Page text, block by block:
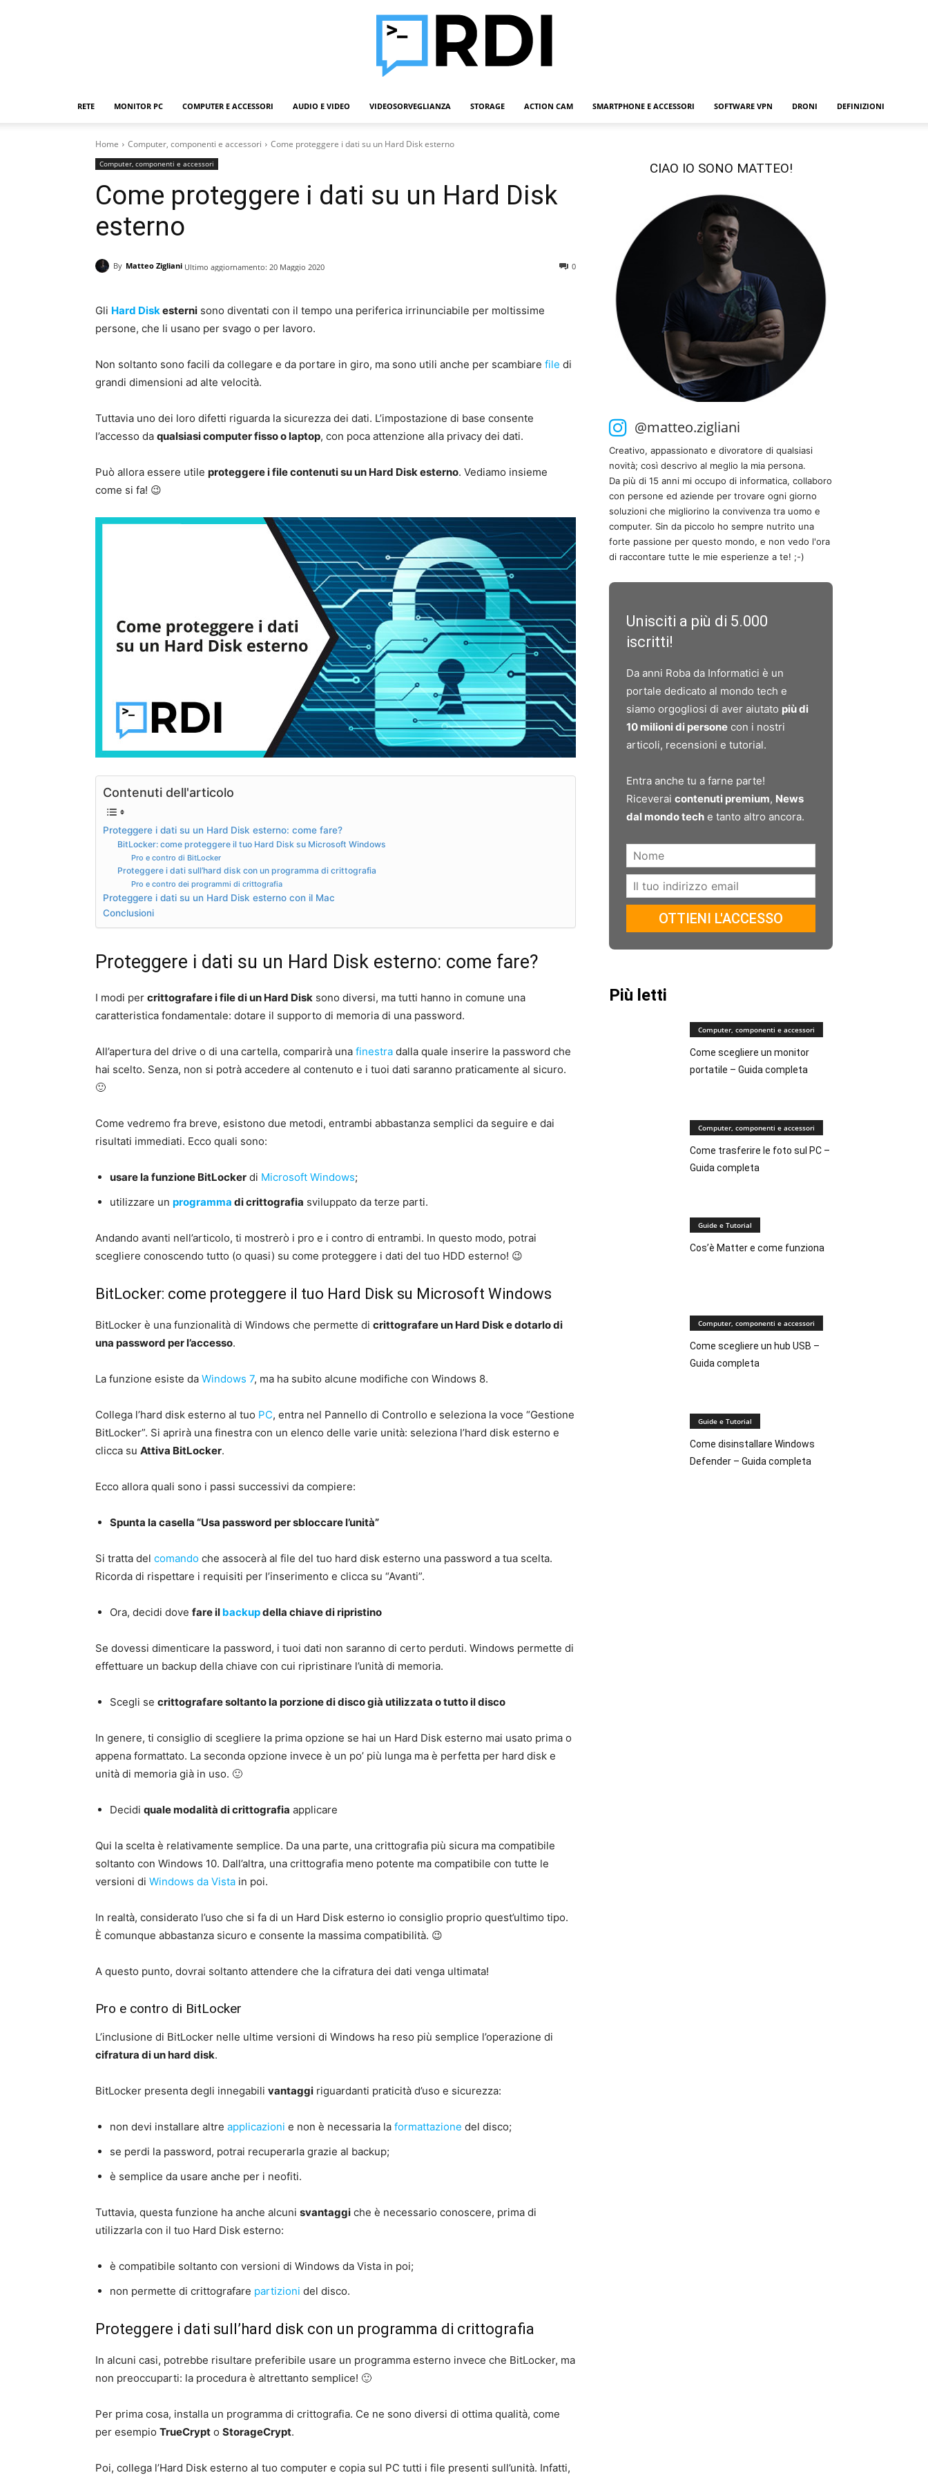
RETE MONITOR PC COMPUTER E ACCESSORI AUDIO E VIDEO VIDEOSORVEGLIANZA STORAGE ACTION CAM SMARTPHONE E ACCESSORI SOFTWARE VPN DRONI DEFINIZIONI
Home Computer, componenti e accessori Come proteggere i dati su un Hard Disk esterno
Computer, componenti e accessori
Come proteggere i dati su un Hard Disk
esterno
By Matteo Zigliani Ultimo aggiornamento: 20 Maggio 2020 0
Gli Hard Diskesterni sono diventati con il tempo una periferica irrinunciabile per moltissime
persone, che li usano per svago o per lavoro.
Non soltanto sono facili da collegare e da portare in giro, ma sono utili anche per scambiare file di
grandi dimensioni ad alte velocità.
Tuttavia uno dei loro difetti riguarda la sicurezza dei dati. L’impostazione di base consente
l’accesso da qualsiasi computer fisso o laptop, con poca attenzione alla privacy dei dati.
Può allora essere utile proteggere i file contenuti su un Hard Disk esterno. Vediamo insieme
come si fa! 😉
Contenuti dell'articolo
Proteggere i dati su un Hard Disk esterno: come fare?
BitLocker: come proteggere il tuo Hard Disk su Microsoft Windows
Pro e contro di BitLocker
Proteggere i dati sull’hard disk con un programma di crittografia
Pro e contro dei programmi di crittografia
Proteggere i dati su un Hard Disk esterno con il Mac
Conclusioni
Proteggere i dati su un Hard Disk esterno: come fare?
I modi per crittografare i file di un Hard Disk sono diversi, ma tutti hanno in comune una
caratteristica fondamentale: dotare il supporto di memoria di una password.
All’apertura del drive o di una cartella, comparirà una finestra dalla quale inserire la password che
hai scelto. Senza, non si potrà accedere al contenuto e i tuoi dati saranno praticamente al sicuro.
🙂
Come vedremo fra breve, esistono due metodi, entrambi abbastanza semplici da seguire e dai
risultati immediati. Ecco quali sono:
usare la funzione BitLocker di Microsoft Windows;
utilizzare un programma di crittografia sviluppato da terze parti.
Andando avanti nell’articolo, ti mostrerò i pro e i contro di entrambi. In questo modo, potrai
scegliere conoscendo tutto (o quasi) su come proteggere i dati del tuo HDD esterno! 😉
BitLocker: come proteggere il tuo Hard Disk su Microsoft Windows
BitLocker è una funzionalità di Windows che permette di crittografare un Hard Disk e dotarlo di
una password per l’accesso.
La funzione esiste da Windows 7, ma ha subito alcune modifiche con Windows 8.
Collega l’hard disk esterno al tuo PC, entra nel Pannello di Controllo e seleziona la voce “Gestione
BitLocker”. Si aprirà una finestra con un elenco delle varie unità: seleziona l’hard disk esterno e
clicca su Attiva BitLocker.
Ecco allora quali sono i passi successivi da compiere:
Spunta la casella “Usa password per sbloccare l’unità”
Si tratta del comando che assocerà al file del tuo hard disk esterno una password a tua scelta.
Ricorda di rispettare i requisiti per l’inserimento e clicca su “Avanti”.
Ora, decidi dove fare il backupdella chiave di ripristino
Se dovessi dimenticare la password, i tuoi dati non saranno di certo perduti. Windows permette di
effettuare un backup della chiave con cui ripristinare l’unità di memoria.
Scegli se crittografare soltanto la porzione di disco già utilizzata o tutto il disco
In genere, ti consiglio di scegliere la prima opzione se hai un Hard Disk esterno mai usato prima o
appena formattato. La seconda opzione invece è un po’ più lunga ma è perfetta per hard disk e
unità di memoria già in uso. 🙂
Decidi quale modalità di crittografia applicare
Qui la scelta è relativamente semplice. Da una parte, una crittografia più sicura ma compatibile
soltanto con Windows 10. Dall’altra, una crittografia meno potente ma compatibile con tutte le
versioni di Windows da Vista in poi.
In realtà, considerato l’uso che si fa di un Hard Disk esterno io consiglio proprio quest’ultimo tipo.
È comunque abbastanza sicuro e consente la massima compatibilità. 😉
A questo punto, dovrai soltanto attendere che la cifratura dei dati venga ultimata!
Pro e contro di BitLocker
L’inclusione di BitLocker nelle ultime versioni di Windows ha reso più semplice l’operazione di
cifratura di un hard disk.
BitLocker presenta degli innegabili vantaggi riguardanti praticità d’uso e sicurezza:
non devi installare altre applicazioni e non è necessaria la formattazione del disco;
se perdi la password, potrai recuperarla grazie al backup;
è semplice da usare anche per i neofiti.
Tuttavia, questa funzione ha anche alcuni svantaggi che è necessario conoscere, prima di
utilizzarla con il tuo Hard Disk esterno:
è compatibile soltanto con versioni di Windows da Vista in poi;
non permette di crittografare partizioni del disco.
Proteggere i dati sull’hard disk con un programma di crittografia
In alcuni casi, potrebbe risultare preferibile usare un programma esterno invece che BitLocker, ma
non preoccuparti: la procedura è altrettanto semplice! 🙂
Per prima cosa, installa un programma di crittografia. Ce ne sono diversi di ottima qualità, come
per esempio TrueCrypt o StorageCrypt.
Poi, collega l’Hard Disk esterno al tuo computer e copia sul PC tutti i file presenti sull’unità. Infatti,
CIAO IO SONO MATTEO!
@matteo.zigliani
Creativo, appassionato e divoratore di qualsiasi
novità; così descrivo al meglio la mia persona.
Da più di 15 anni mi occupo di informatica, collaboro
con persone ed aziende per trovare ogni giorno
soluzioni che migliorino la convivenza tra uomo e
computer. Sin da piccolo ho sempre nutrito una
forte passione per questo mondo, e non vedo l'ora
di raccontare tutte le mie esperienze a te! ;-)
Unisciti a più di 5.000
iscritti!
Da anni Roba da Informatici è un
portale dedicato al mondo tech e
siamo orgogliosi di aver aiutato più di
10 milioni di persone con i nostri
articoli, recensioni e tutorial.
Entra anche tu a farne parte!
Riceverai contenuti premium, News
dal mondo tech e tanto altro ancora.
Più letti
Computer, componenti e accessori
Come scegliere un monitor
portatile – Guida completa
Computer, componenti e accessori
Come trasferire le foto sul PC –
Guida completa
Guide e Tutorial
Cos’è Matter e come funziona
Computer, componenti e accessori
Come scegliere un hub USB –
Guida completa
Guide e Tutorial
Come disinstallare Windows
Defender – Guida completa